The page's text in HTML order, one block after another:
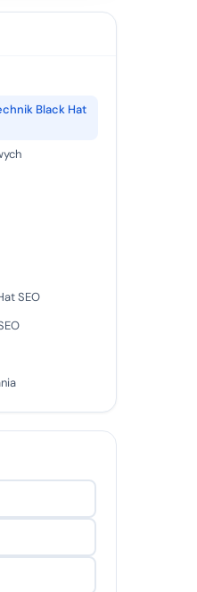
Black Hat
SEO